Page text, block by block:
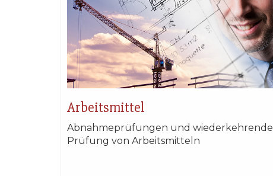
Arbeitsmittel
Abnahmeprüfungen und wiederkehrende
Prüfung von Arbeitsmitteln